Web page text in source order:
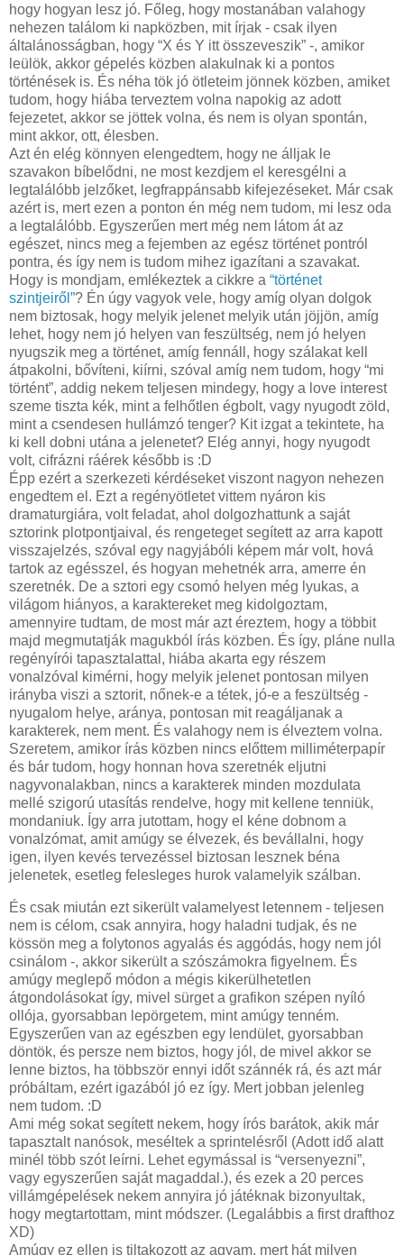
hogy hogyan lesz jó. Főleg, hogy mostanában valahogy
nehezen találom ki napközben, mit írjak - csak ilyen
általánosságban, hogy “X és Y itt összeveszik” -, amikor
leülök, akkor gépelés közben alakulnak ki a pontos
történések is. És néha tök jó ötleteim jönnek közben, amiket
tudom, hogy hiába terveztem volna napokig az adott
fejezetet, akkor se jöttek volna, és nem is olyan spontán,
mint akkor, ott, élesben.
Azt én elég könnyen elengedtem, hogy ne álljak le
szavakon bíbelődni, ne most kezdjem el keresgélni a
legtalálóbb jelzőket, legfrappánsabb kifejezéseket. Már csak
azért is, mert ezen a ponton én még nem tudom, mi lesz oda
a legtalálóbb. Egyszerűen mert még nem látom át az
egészet, nincs meg a fejemben az egész történet pontról
pontra, és így nem is tudom mihez igazítani a szavakat.
Hogy is mondjam, emlékeztek a cikkre a “történet
szintjeiről”? Én úgy vagyok vele, hogy amíg olyan dolgok
nem biztosak, hogy melyik jelenet melyik után jöjjön, amíg
lehet, hogy nem jó helyen van feszültség, nem jó helyen
nyugszik meg a történet, amíg fennáll, hogy szálakat kell
átpakolni, bővíteni, kiírni, szóval amíg nem tudom, hogy “mi
történt”, addig nekem teljesen mindegy, hogy a love interest
szeme tiszta kék, mint a felhőtlen égbolt, vagy nyugodt zöld,
mint a csendesen hullámzó tenger? Kit izgat a tekintete, ha
ki kell dobni utána a jelenetet? Elég annyi, hogy nyugodt
volt, cifrázni ráérek később is :D
Épp ezért a szerkezeti kérdéseket viszont nagyon nehezen
engedtem el. Ezt a regényötletet vittem nyáron kis
dramaturgiára, volt feladat, ahol dolgozhattunk a saját
sztorink plotpontjaival, és rengeteget segített az arra kapott
visszajelzés, szóval egy nagyjábóli képem már volt, hová
tartok az egésszel, és hogyan mehetnék arra, amerre én
szeretnék. De a sztori egy csomó helyen még lyukas, a
világom hiányos, a karaktereket meg kidolgoztam,
amennyire tudtam, de most már azt éreztem, hogy a többit
majd megmutatják magukból írás közben. És így, pláne nulla
regényírói tapasztalattal, hiába akarta egy részem
vonalzóval kimérni, hogy melyik jelenet pontosan milyen
irányba viszi a sztorit, nőnek-e a tétek, jó-e a feszültség -
nyugalom helye, aránya, pontosan mit reagáljanak a
karakterek, nem ment. És valahogy nem is élveztem volna.
Szeretem, amikor írás közben nincs előttem milliméterpapír
és bár tudom, hogy honnan hova szeretnék eljutni
nagyvonalakban, nincs a karakterek minden mozdulata
mellé szigorú utasítás rendelve, hogy mit kellene tenniük,
mondaniuk. Így arra jutottam, hogy el kéne dobnom a
vonalzómat, amit amúgy se élvezek, és bevállalni, hogy
igen, ilyen kevés tervezéssel biztosan lesznek béna
jelenetek, esetleg felesleges hurok valamelyik szálban.
És csak miután ezt sikerült valamelyest letennem - teljesen
nem is célom, csak annyira, hogy haladni tudjak, és ne
kössön meg a folytonos agyalás és aggódás, hogy nem jól
csinálom -, akkor sikerült a szószámokra figyelnem. És
amúgy meglepő módon a mégis kikerülhetetlen
átgondolásokat így, mivel sürget a grafikon szépen nyíló
ollója, gyorsabban lepörgetem, mint amúgy tenném.
Egyszerűen van az egészben egy lendület, gyorsabban
döntök, és persze nem biztos, hogy jól, de mivel akkor se
lenne biztos, ha többször ennyi időt szánnék rá, és azt már
próbáltam, ezért igazából jó ez így. Mert jobban jelenleg
nem tudom. :D
Ami még sokat segített nekem, hogy írós barátok, akik már
tapasztalt nanósok, meséltek a sprintelésről (Adott idő alatt
minél több szót leírni. Lehet egymással is “versenyezni”,
vagy egyszerűen saját magaddal.), és ezek a 20 perces
villámgépelések nekem annyira jó játéknak bizonyultak,
hogy megtartottam, mint módszer. (Legalábbis a first drafthoz
XD)
Amúgy ez ellen is tiltakozott az agyam, mert hát milyen